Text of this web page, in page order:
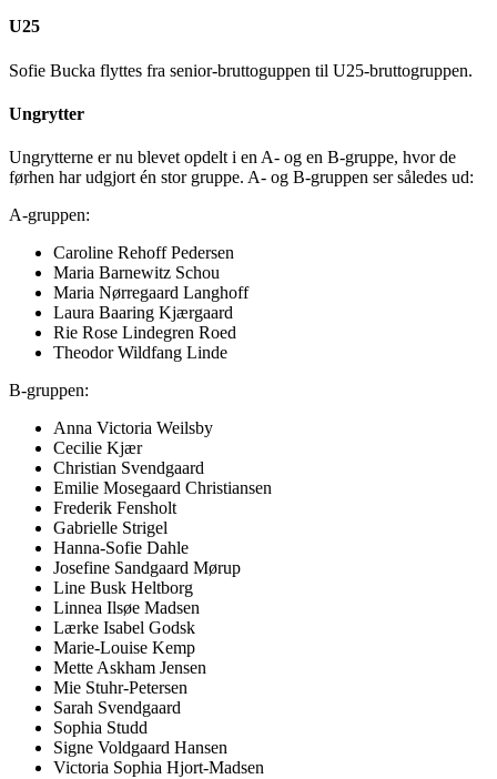
U25
Sofie Bucka flyttes fra senior-bruttoguppen til U25-bruttogruppen.
Ungrytter
Ungrytterne er nu blevet opdelt i en A- og en B-gruppe, hvor de
førhen har udgjort én stor gruppe. A- og B-gruppen ser således ud:
A-gruppen:
Caroline Rehoff Pedersen
Maria Barnewitz Schou
Maria Nørregaard Langhoff
Laura Baaring Kjærgaard
Rie Rose Lindegren Roed
Theodor Wildfang Linde
B-gruppen:
Anna Victoria Weilsby
Cecilie Kjær
Christian Svendgaard
Emilie Mosegaard Christiansen
Frederik Fensholt
Gabrielle Strigel
Hanna-Sofie Dahle
Josefine Sandgaard Mørup
Line Busk Heltborg
Linnea Ilsøe Madsen
Lærke Isabel Godsk
Marie-Louise Kemp
Mette Askham Jensen
Mie Stuhr-Petersen
Sarah Svendgaard
Sophia Studd
Signe Voldgaard Hansen
Victoria Sophia Hjort-Madsen